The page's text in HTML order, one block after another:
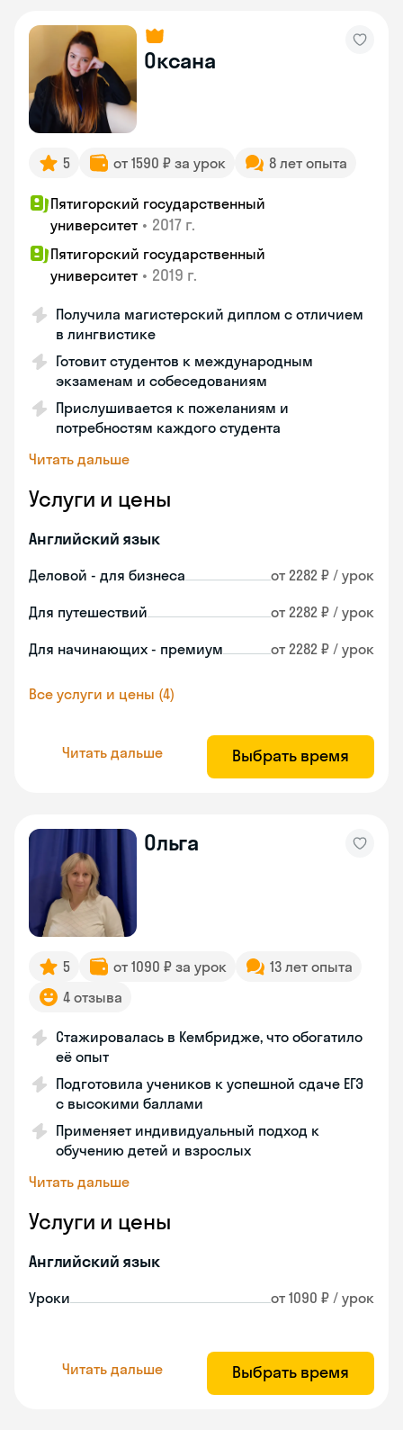
Оксана
5 от 1590 ₽ за урок 8 лет опыта
Пятигорский государственный
университет • 2017 г.
Пятигорский государственный
университет • 2019 г.
Получила магистерский диплом с отличием
в лингвистике
Готовит студентов к международным
экзаменам и собеседованиям
Прислушивается к пожеланиям и
потребностям каждого студента
Читать дальше
Услуги и цены
Английский язык
Деловой - для бизнеса от 2282 ₽ / урок
Для путешествий от 2282 ₽ / урок
Для начинающих - премиум от 2282 ₽ / урок
Все услуги и цены (4)
Читать дальше Выбрать время
Ольга
5 от 1090 ₽ за урок
13 лет опыта
4 отзыва
Стажировалась в Кембридже, что обогатило
её опыт
Подготовила учеников к успешной сдаче ЕГЭ
с высокими баллами
Применяет индивидуальный подход к
обучению детей и взрослых
Читать дальше
Услуги и цены
Английский язык
Уроки от 1090 ₽ / урок
Читать дальше Выбрать время